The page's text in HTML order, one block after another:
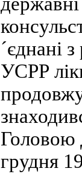
´єднані
УСРР
Головою
грудня